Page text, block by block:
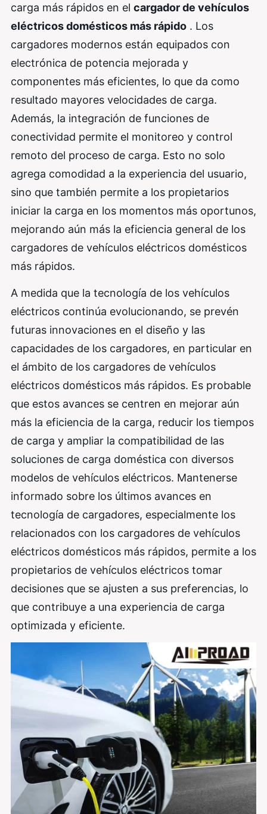
carga más rápidos en el cargador de vehículos
eléctricos domésticos más rápido . Los
cargadores modernos están equipados con
electrónica de potencia mejorada y
componentes más eficientes, lo que da como
resultado mayores velocidades de carga.
Además, la integración de funciones de
conectividad permite el monitoreo y control
remoto del proceso de carga. Esto no solo
agrega comodidad a la experiencia del usuario,
sino que también permite a los propietarios
iniciar la carga en los momentos más oportunos,
mejorando aún más la eficiencia general de los
cargadores de vehículos eléctricos domésticos
más rápidos.
A medida que la tecnología de los vehículos
eléctricos continúa evolucionando, se prevén
futuras innovaciones en el diseño y las
capacidades de los cargadores, en particular en
el ámbito de los cargadores de vehículos
eléctricos domésticos más rápidos. Es probable
que estos avances se centren en mejorar aún
más la eficiencia de la carga, reducir los tiempos
de carga y ampliar la compatibilidad de las
soluciones de carga doméstica con diversos
modelos de vehículos eléctricos. Mantenerse
informado sobre los últimos avances en
tecnología de cargadores, especialmente los
relacionados con los cargadores de vehículos
eléctricos domésticos más rápidos, permite a los
propietarios de vehículos eléctricos tomar
decisiones que se ajusten a sus preferencias, lo
que contribuye a una experiencia de carga
optimizada y eficiente.